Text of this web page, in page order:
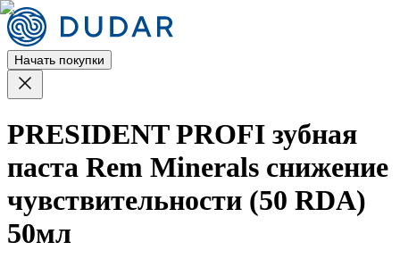
Начать покупки
PRESIDENT PROFI зубная
паста Rem Minerals снижение
чувствительности (50 RDA)
50мл